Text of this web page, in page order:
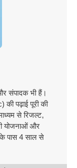
संपादक भी हैं।
की पढ़ाई पूरी की
से रिजल्ट,
योजनाओं और
पास 4 साल से